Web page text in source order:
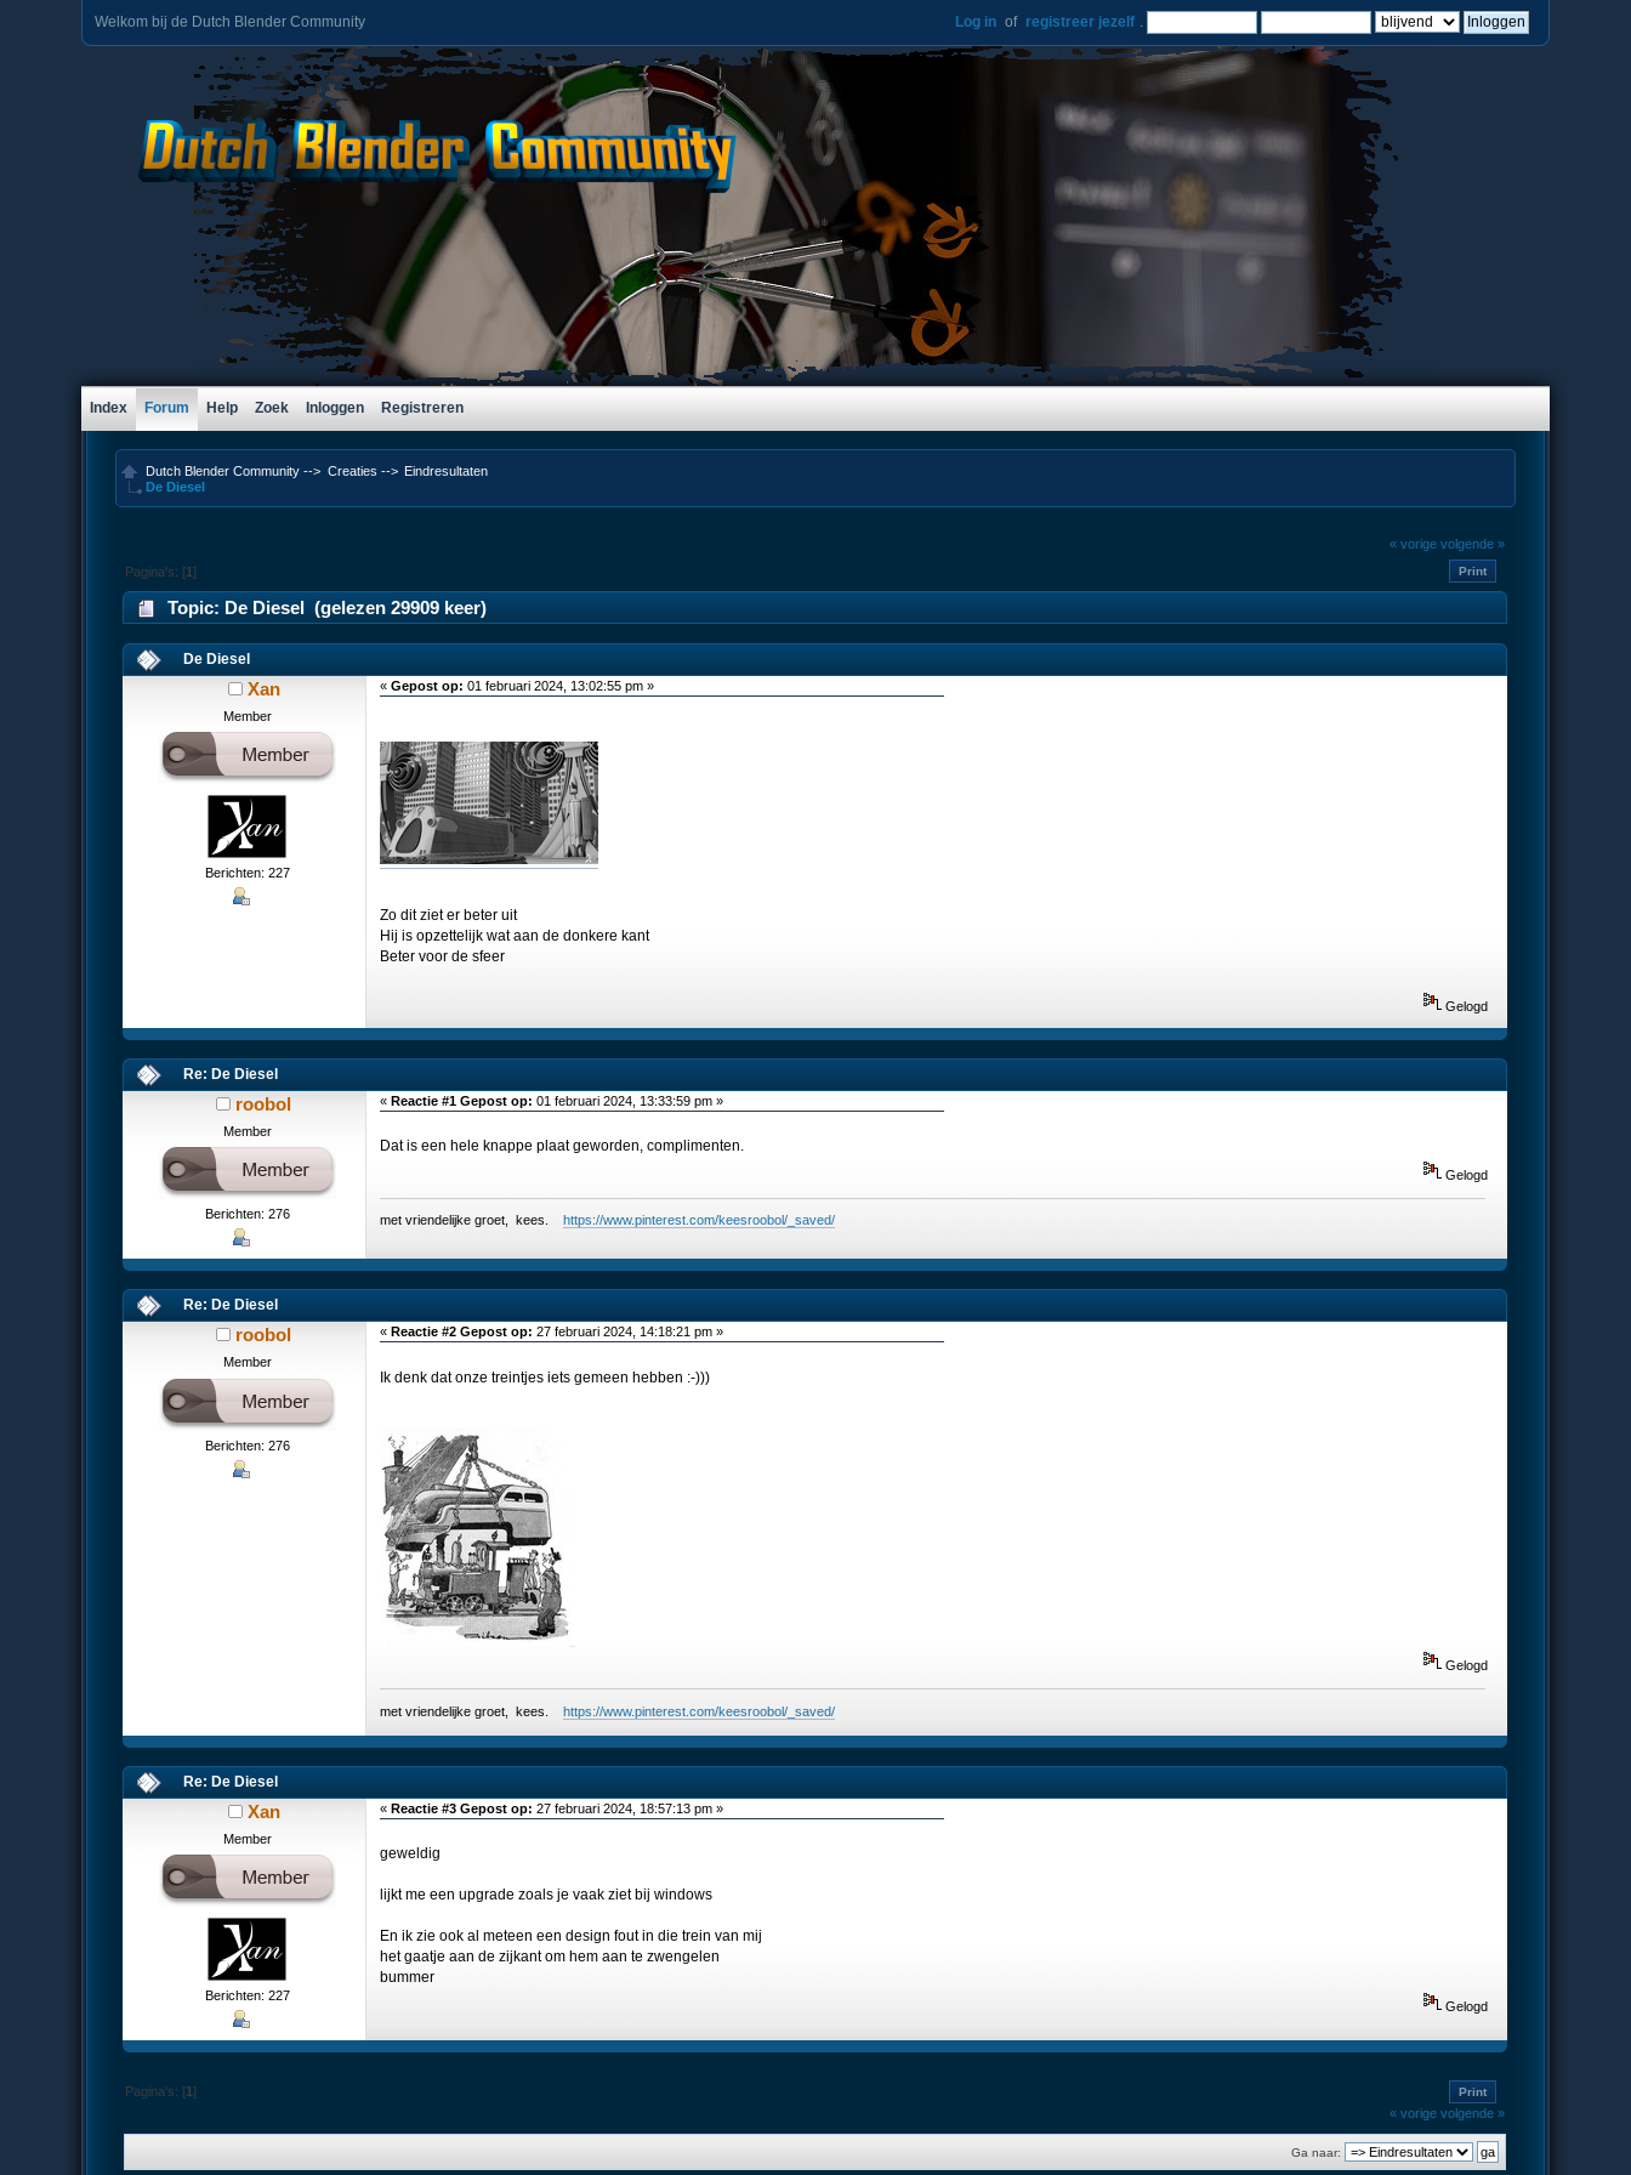
Welkom bij de Dutch Blender Community Log in of registreer jezelf .
Index Forum Help Zoek Inloggen Registreren
Dutch Blender Community --> Creaties --> Eindresultaten
De Diesel
« vorige volgende »
Print
Pagina's: [1]
Topic: De Diesel (gelezen 29909 keer)
De Diesel
Xan
Member
Berichten: 227
«Gepost op: 01 februari 2024, 13:02:55 pm »
Zo dit ziet er beter uit
Hij is opzettelijk wat aan de donkere kant
Beter voor de sfeer
Gelogd
Re: De Diesel
roobol
Member
Berichten: 276
«Reactie #1 Gepost op: 01 februari 2024, 13:33:59 pm »
Dat is een hele knappe plaat geworden, complimenten.
Gelogd
met vriendelijke groet, kees. https://www.pinterest.com/keesroobol/_saved/
Re: De Diesel
roobol
Member
Berichten: 276
« Reactie #2 Gepost op: 27 februari 2024, 14:18:21 pm »
Ik denk dat onze treintjes iets gemeen hebben :-)))
Gelogd
met vriendelijke groet, kees.https://www.pinterest.com/keesroobol/_saved/
Re: De Diesel
Xan
Member
Berichten: 227
«Reactie #3 Gepost op: 27 februari 2024, 18:57:13 pm »
geweldig
lijkt me een upgrade zoals je vaak ziet bij windows
En ik zie ook al meteen een design fout in die trein van mij
het gaatje aan de zijkant om hem aan te zwengelen
bummer
Gelogd
Print
Pagina's: [1]
« vorige volgende »
Ga naar: